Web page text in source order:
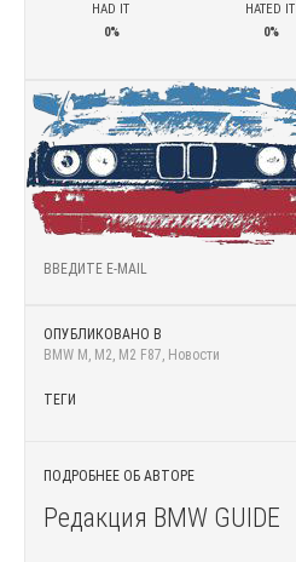
HAD IT
0%
HATED IT
0%
ОПУБЛИКОВАНО В
BMW M , M2, M2 F87, Новости
ТЕГИ
ПОДРОБНЕЕ ОБ АВТОРЕ
Редакция BMW GUIDE